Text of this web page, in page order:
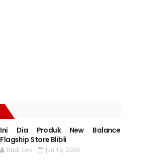
Ini Dia Produk New Balance
Flagship Store Blibli
Budi Gea Jun 19, 2026